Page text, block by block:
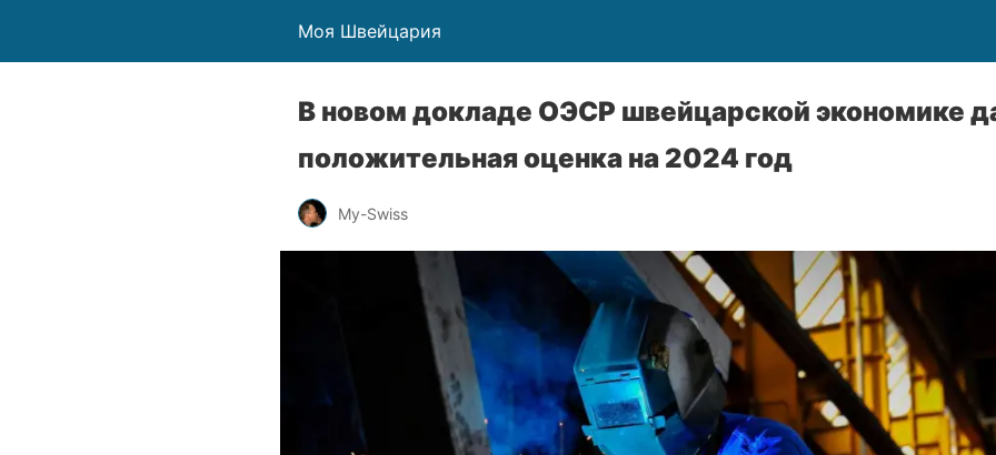
Моя Швейцария
В новом докладе ОЭСР швейцарской экономике
положительная оценка на 2024 год
My-Swiss